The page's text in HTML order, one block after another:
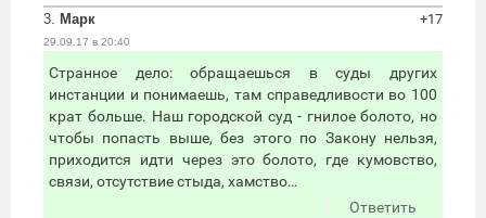
3. Марк
29.09.17 в 20:40
+17
Странное дело: обращаешься в суды других
инстанции и понимаешь, там справедливости во 100
крат больше. Наш городской суд - гнилое болото, но
чтобы попасть выше, без этого по Закону нельзя,
приходится идти через это болото, где кумовство,
связи, отсутствие стыда, хамство…
Ответить